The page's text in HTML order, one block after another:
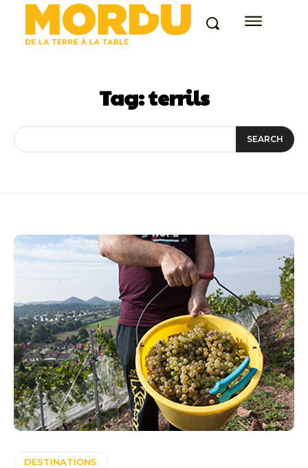
Tag:terrils
SEARCH
DESTINATIONS